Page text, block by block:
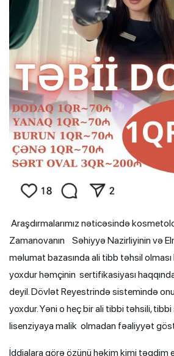
Araşdırmalarımız nəticəsində
Zamanovanın
Səhiyyə Nazirliyinin və
məlumat bazasında ali tibb təhsil
yoxdur həmçinin sertifikasiyası
deyil. Dövlət Reyestrində sistemində
yoxdur. Yəni o heç bir ali tibbi təhsili,
lisenziyaya malik olmadan fəaliyyət
İddialara görə özünü həkim kimi təqdim